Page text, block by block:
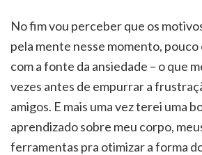
No fim vou perceber que os
pela mente nesse momento, pouco
com a fonte da ansiedade – o que
vezes antes de empurrar a
amigos. E mais uma vez terei uma
aprendizado sobre meu corpo,
ferramentas pra otimizar a forma